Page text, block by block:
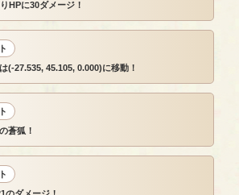
HPに30ダメージ！
(-27.535, 45.105, 0.000)に移動！
蒼狐！